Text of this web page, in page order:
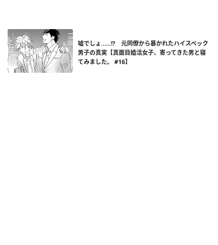
嘘でしょ……!? 元同僚から暴かれたハイスペック
男子の真実【真面目婚活女子、寄ってきた男と寝
てみました。 #16】